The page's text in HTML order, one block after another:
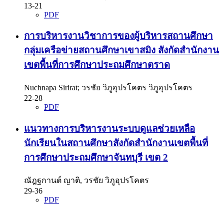
13-21
PDF
การบริหารงานวิชาการของผู้บริหารสถานศึกษา
กลุ่มเครือข่ายสถานศึกษาเขาสมิง สังกัดสำนักงาน
เขตพื้นที่การศึกษาประถมศึกษาตราด
Nuchnapa Sirirat; วรชัย วิภูอุปรโคตร วิภูอุปรโคตร
22-28
PDF
แนวทางการบริหารงานระบบดูแลช่วยเหลือ
นักเรียนในสถานศึกษาสังกัดสำนักงานเขตพื้นที่
การศึกษาประถมศึกษาจันทบุรี เขต 2
ณัฎฐกานต์ ญาติ, วรชัย วิภูอุปรโคตร
29-36
PDF